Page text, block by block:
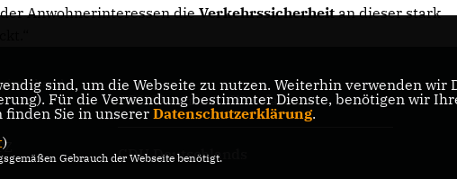
Anwohnerinteressen dieVerkehrssicherheitan dieser stark
CDU Nordrhein-Westfalen
CDU Deutschlands
sind, um die Webseite zu nutzen. Weiterhin verwenden
Für die Verwendung bestimmter Dienste, benötigen wir
Sie in unserer Datenschutzerklärung.
)
Gebrauch der Webseite benötigt.